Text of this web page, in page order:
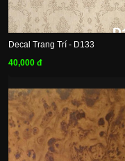
Decal Trang Trí - D133
40,000 đ